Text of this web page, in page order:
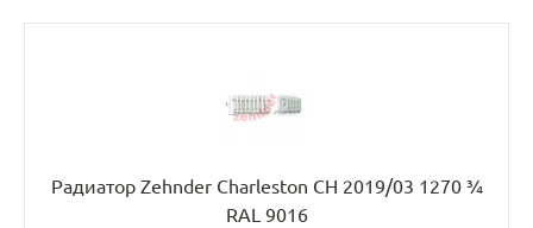
Радиатор Zehnder Charleston CH 2019/03 1270 ¾
RAL 9016